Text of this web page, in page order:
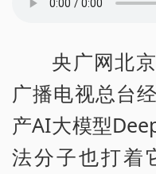
央广网北
广播电视总台
产AI大模型
法分子也打着